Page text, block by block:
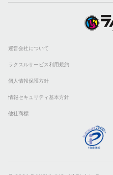
運営会社について
ラクスルサービス利用規約
個人情報保護方針
情報セキュリティ基本方針
他社商標